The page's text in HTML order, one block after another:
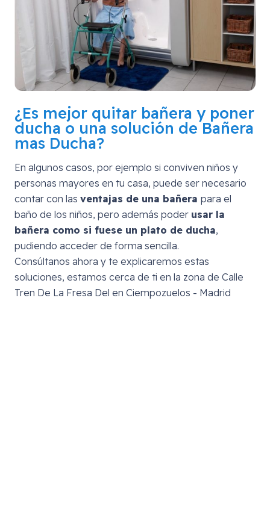
¿Es mejor quitar bañera y poner
ducha o una solución de Bañera
mas Ducha?
En algunos casos, por ejemplo si conviven niños y
personas mayores en tu casa, puede ser necesario
contar con las ventajas de una bañera para el
baño de los niños, pero además poder usar la
bañera como si fuese un plato de ducha,
pudiendo acceder de forma sencilla.
Consúltanos ahora y te explicaremos estas
soluciones, estamos cerca de ti en la zona de Calle
Tren De La Fresa Del en Ciempozuelos - Madrid